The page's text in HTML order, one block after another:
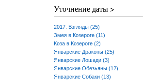
Уточнение даты >
2017. Взгляды (25)
Змея в Козероге (11)
Коза в Козероге (2)
Январские Драконы (25)
Январские Лошади (3)
Январские Обезьяны (12)
Январские Собаки (13)